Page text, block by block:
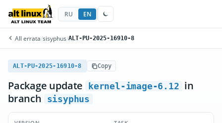
RU EN
All errata/sisyphus/ALT-PU-2025-16910-8
ALT-PU-2025-16910-8 Copy
Package update kernel-image-6.12 in
branch
sisyphus